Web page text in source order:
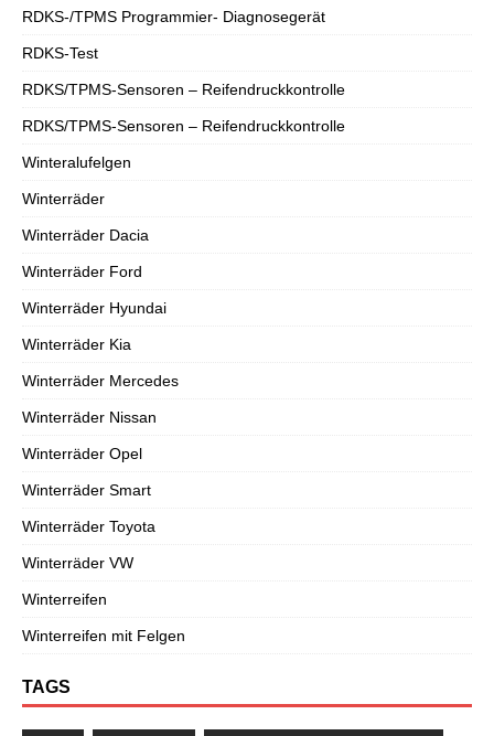
RDKS-/TPMS Programmier- Diagnosegerät
RDKS-Test
RDKS/TPMS-Sensoren – Reifendruckkontrolle
RDKS/TPMS-Sensoren – Reifendruckkontrolle
Winteralufelgen
Winterräder
Winterräder Dacia
Winterräder Ford
Winterräder Hyundai
Winterräder Kia
Winterräder Mercedes
Winterräder Nissan
Winterräder Opel
Winterräder Smart
Winterräder Toyota
Winterräder VW
Winterreifen
Winterreifen mit Felgen
TAGS